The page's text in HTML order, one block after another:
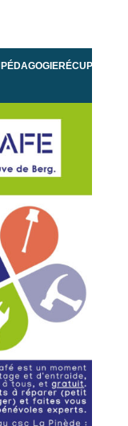
PÉDAGOGIERÉCUP'